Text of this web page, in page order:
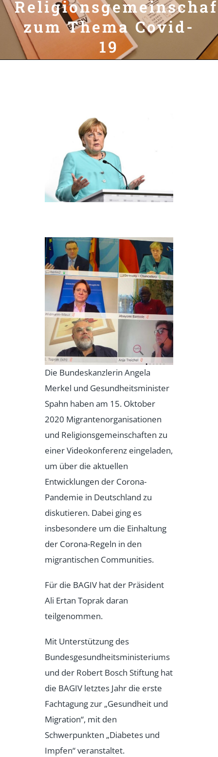
zum Thema Covid-
19
Die Bundeskanzlerin Angela
Merkel und Gesundheitsminister
Spahn haben am 15. Oktober
2020 Migrantenorganisationen
und Religionsgemeinschaften zu
einer Videokonferenz eingeladen,
um über die aktuellen
Entwicklungen der Corona-
Pandemie in Deutschland zu
diskutieren. Dabei ging es
insbesondere um die Einhaltung
der Corona-Regeln in den
migrantischen Communities.
Für die BAGIV hat der Präsident
Ali Ertan Toprak daran
teilgenommen.
Mit Unterstützung des
Bundesgesundheitsministeriums
und der Robert Bosch Stiftung hat
die BAGIV letztes Jahr die erste
Fachtagung zur „Gesundheit und
Migration“, mit den
Schwerpunkten „Diabetes und
Impfen“ veranstaltet.